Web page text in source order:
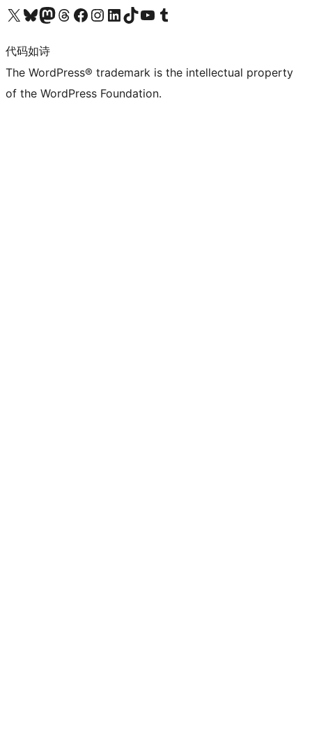
关注我们的 X（原 Twitter）账号访问我们的 Bluesky 账号关注我们的 Mastodon 账号访问我们的 Threads 账号 访问我们的 Facebook 公共主页关注我们的 Instagram 账号 关注我们的 LinkedIn 主页访问我们的 TikTok 账号访问我们的 YouTube 频道 访问我们的 Tumblr 账号
代码如诗
The WordPress® trademark is the intellectual property
of the WordPress Foundation.